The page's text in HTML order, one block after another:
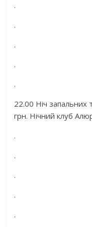
.
.
.
.
.
22.00 Ніч запальних
грн. Нічний клуб
.
.
.
.
.